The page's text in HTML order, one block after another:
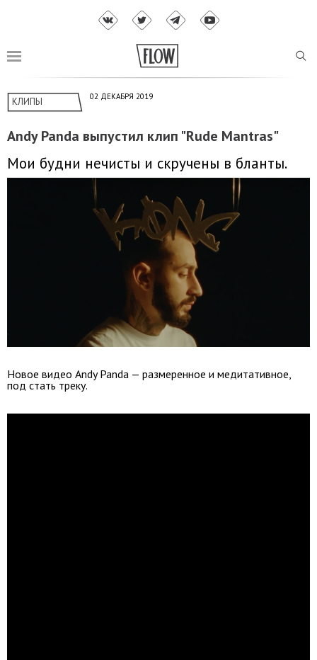
КЛИПЫ 02 ДЕКАБРЯ 2019
Andy Panda выпустил клип "Rude Mantras"
Мои будни нечисты и скручены в бланты.
Новое видео Andy Panda — размеренное и медитативное,
под стать треку.